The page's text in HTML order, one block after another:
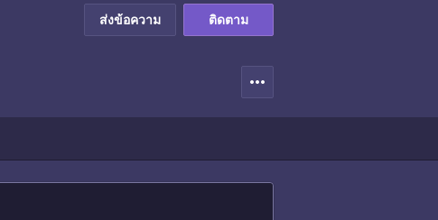
ส่งข้อความ ติดตาม
more_horiz